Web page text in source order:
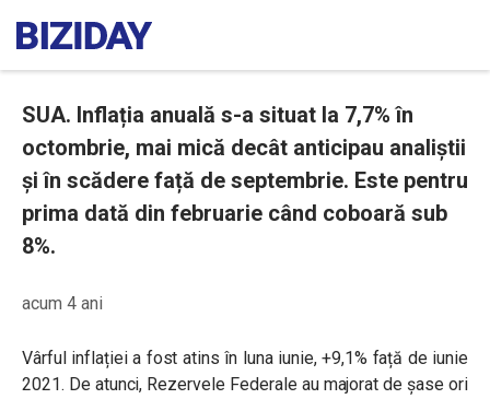
SUA. Inflația anuală s-a situat la 7,7% în
octombrie, mai mică decât anticipau analiștii
și în scădere față de septembrie. Este pentru
prima dată din februarie când coboară sub
8%.
acum 4 ani
Vârful inflației a fost atins în luna iunie, +9,1% față de iunie
2021. De atunci, Rezervele Federale au majorat de șase ori